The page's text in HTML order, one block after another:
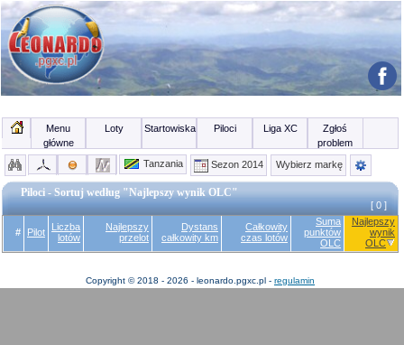
Menu
główne
Loty Startowiska Piloci Liga XC
Zgłoś
problem
Tanzania
Sezon 2014 Wybierz markę
Piloci - Sortuj według "Najlepszy wynik OLC"
[ 0 ]
# Pilot
Liczba
lotów
Najlepszy
przelot
Dystans
całkowity km
Całkowity
czas lotów
Suma
punktów
OLC
Najlepszy
wynik
OLC
Copyright © 2018 - 2026 - leonardo.pgxc.pl - regulamin